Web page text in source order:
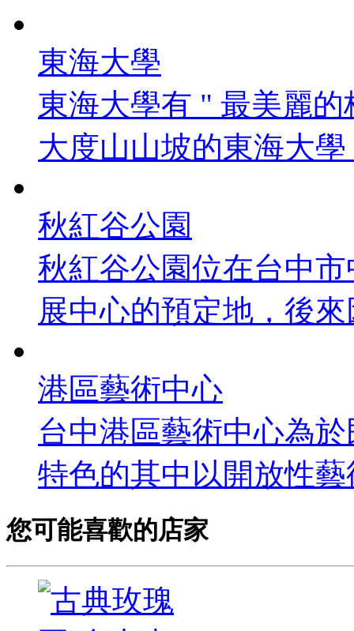
東海大學
東海大學有 " 最美麗
大度山山坡的東海大學
秋紅谷公園
秋紅谷公園位在台中
展中心的預定地，後
港區藝術中心
台中港區藝術中心為
特色的其中以開放性
您可能喜歡的店家